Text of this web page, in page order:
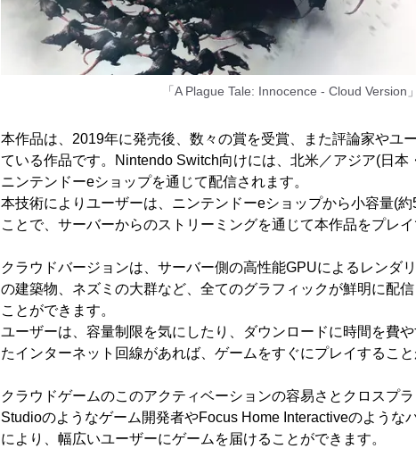
「A Plague Tale: Innocence - Cloud Version
本作品は、2019年に発売後、数々の賞を受賞、また評論家やユ
ている作品です。Nintendo Switch向けには、北米／アジア(日
ニンテンドーeショップを通じて配信されます。
本技術によりユーザーは、ニンテンドーeショップから小容量(
ことで、サーバーからのストリーミングを通じて本作品をプレイ
クラウドバージョンは、サーバー側の高性能GPUによるレンダ
の建築物、ネズミの大群など、全てのグラフィックが鮮明に配
ことができます。
ユーザーは、容量制限を気にしたり、ダウンロードに時間を費
たインターネット回線があれば、ゲームをすぐにプレイすること
クラウドゲームのこのアクティベーションの容易さとクロスプ
Studioのようなゲーム開発者やFocus Home Interactiveのような
により、幅広いユーザーにゲームを届けることができます。